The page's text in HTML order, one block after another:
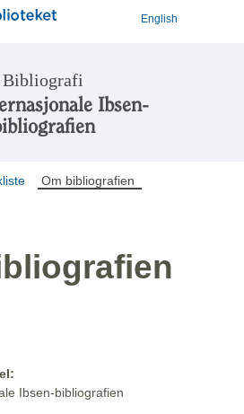
English
Bibliografi
Ibsen-
Om bibliografien
Ibsen-bibliografien